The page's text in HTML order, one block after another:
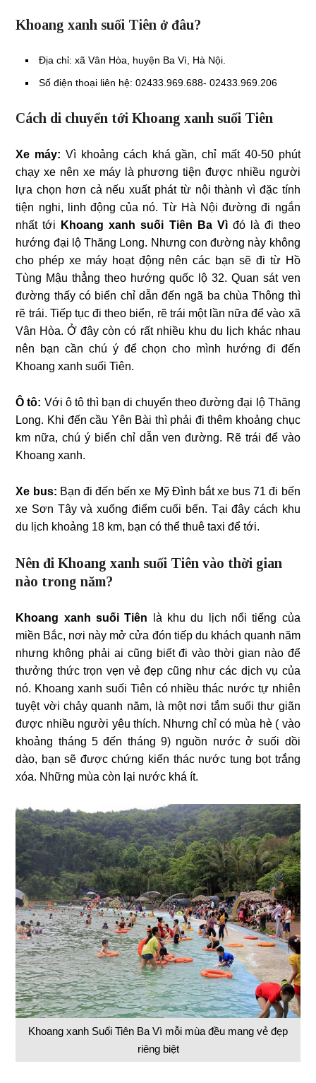
Khoang xanh suối Tiên ở đâu?
Địa chỉ: xã Vân Hòa, huyện Ba Vì, Hà Nội.
Số điện thoại liên hệ: 02433.969.688- 02433.969.206
Cách di chuyển tới Khoang xanh suối Tiên
Xe máy: Vì khoảng cách khá gần, chỉ mất 40-50 phút
chạy xe nên xe máy là phương tiện được nhiều người
lựa chọn hơn cả nếu xuất phát từ nội thành vì đặc tính
tiện nghi, linh động của nó. Từ Hà Nội đường đi ngắn
nhất tới
Khoang xanh suối Tiên Ba Vìđó là đi theo
hướng đại lộ Thăng Long. Nhưng con đường này không
cho phép xe máy hoạt động nên các bạn sẽ đi từ Hồ
Tùng Mậu thẳng theo hướng quốc lộ 32. Quan sát ven
đường thấy có biển chỉ dẫn đến ngã ba chùa Thông thì
rẽ trái. Tiếp tục đi theo biển, rẽ trái một lần nữa để vào xã
Vân Hòa. Ở đây còn có rất nhiều khu du lịch khác nhau
nên bạn cần chú ý để chọn cho mình hướng đi đến
Khoang xanh suối Tiên.
Ô tô: Với ô tô thì bạn di chuyển theo đường đại lộ Thăng
Long. Khi đến cầu Yên Bài thì phải đi thêm khoảng chục
km nữa, chú ý biển chỉ dẫn ven đường. Rẽ trái để vào
Khoang xanh.
Xe bus: Bạn đi đến bến xe Mỹ Đình bắt xe bus 71 đi bến
xe Sơn Tây và xuống điểm cuối bến. Tại đây cách khu
du lịch khoảng 18 km, bạn có thể thuê taxi để tới.
Nên đi Khoang xanh suối Tiên vào thời gian
nào trong năm?
Khoang xanh suối Tiên là khu du lịch nổi tiếng của
miền Bắc, nơi này mở cửa đón tiếp du khách quanh năm
nhưng không phải ai cũng biết đi vào thời gian nào để
thưởng thức trọn vẹn vẻ đẹp cũng như các dịch vụ của
nó. Khoang xanh suối Tiên có nhiều thác nước tự nhiên
tuyệt vời chảy quanh năm, là một nơi tắm suối thư giãn
được nhiều người yêu thích. Nhưng chỉ có mùa hè ( vào
khoảng tháng 5 đến tháng 9) nguồn nước ở suối dồi
dào, bạn sẽ được chứng kiến thác nước tung bọt trắng
xóa. Những mùa còn lại nước khá ít.
Khoang xanh Suối Tiên Ba Vì mỗi mùa đều mang vẻ đẹp
riêng biệt